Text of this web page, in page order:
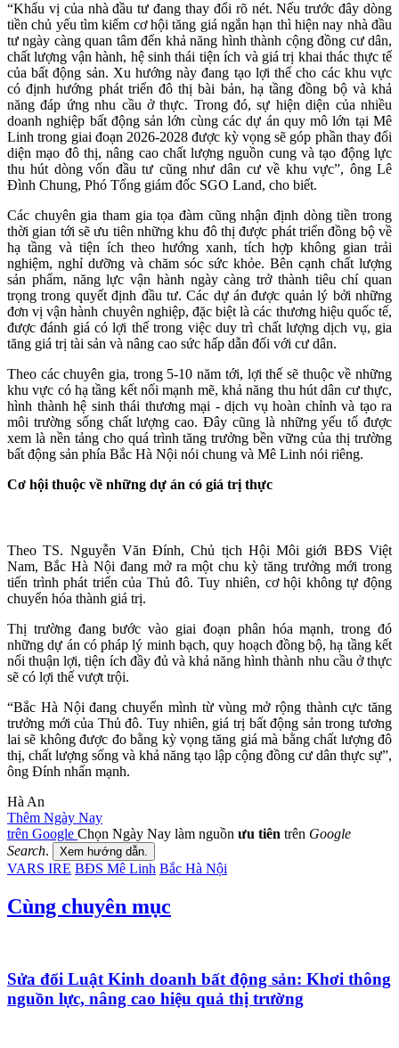
“Khẩu vị của nhà đầu tư đang thay đổi rõ nét. Nếu trước đây dòng
tiền chủ yếu tìm kiếm cơ hội tăng giá ngắn hạn thì hiện nay nhà đầu
tư ngày càng quan tâm đến khả năng hình thành cộng đồng cư dân,
chất lượng vận hành, hệ sinh thái tiện ích và giá trị khai thác thực tế
của bất động sản. Xu hướng này đang tạo lợi thế cho các khu vực
có định hướng phát triển đô thị bài bản, hạ tầng đồng bộ và khả
năng đáp ứng nhu cầu ở thực. Trong đó, sự hiện diện của nhiều
doanh nghiệp bất động sản lớn cùng các dự án quy mô lớn tại Mê
Linh trong giai đoạn 2026-2028 được kỳ vọng sẽ góp phần thay đổi
diện mạo đô thị, nâng cao chất lượng nguồn cung và tạo động lực
thu hút dòng vốn đầu tư cũng như dân cư về khu vực”, ông Lê
Đình Chung, Phó Tổng giám đốc SGO Land, cho biết.
Các chuyên gia tham gia tọa đàm cũng nhận định dòng tiền trong
thời gian tới sẽ ưu tiên những khu đô thị được phát triển đồng bộ về
hạ tầng và tiện ích theo hướng xanh, tích hợp không gian trải
nghiệm, nghỉ dưỡng và chăm sóc sức khỏe. Bên cạnh chất lượng
sản phẩm, năng lực vận hành ngày càng trở thành tiêu chí quan
trọng trong quyết định đầu tư. Các dự án được quản lý bởi những
đơn vị vận hành chuyên nghiệp, đặc biệt là các thương hiệu quốc tế,
được đánh giá có lợi thế trong việc duy trì chất lượng dịch vụ, gia
tăng giá trị tài sản và nâng cao sức hấp dẫn đối với cư dân.
Theo các chuyên gia, trong 5-10 năm tới, lợi thế sẽ thuộc về những
khu vực có hạ tầng kết nối mạnh mẽ, khả năng thu hút dân cư thực,
hình thành hệ sinh thái thương mại - dịch vụ hoàn chỉnh và tạo ra
môi trường sống chất lượng cao. Đây cũng là những yếu tố được
xem là nền tảng cho quá trình tăng trưởng bền vững của thị trường
bất động sản phía Bắc Hà Nội nói chung và Mê Linh nói riêng.
Cơ hội thuộc về những dự án có giá trị thực
Theo TS. Nguyễn Văn Đính, Chủ tịch Hội Môi giới BĐS Việt
Nam, Bắc Hà Nội đang mở ra một chu kỳ tăng trưởng mới trong
tiến trình phát triển của Thủ đô. Tuy nhiên, cơ hội không tự động
chuyển hóa thành giá trị.
Thị trường đang bước vào giai đoạn phân hóa mạnh, trong đó
những dự án có pháp lý minh bạch, quy hoạch đồng bộ, hạ tầng kết
nối thuận lợi, tiện ích đầy đủ và khả năng hình thành nhu cầu ở thực
sẽ có lợi thế vượt trội.
“Bắc Hà Nội đang chuyển mình từ vùng mở rộng thành cực tăng
trưởng mới của Thủ đô. Tuy nhiên, giá trị bất động sản trong tương
lai sẽ không được đo bằng kỳ vọng tăng giá mà bằng chất lượng đô
thị, chất lượng sống và khả năng tạo lập cộng đồng cư dân thực sự”,
ông Đính nhấn mạnh.
Hà An
Thêm Ngày Nay
trên Google Chọn Ngày Nay làm nguồn ưu tiên trên Google
Search. Xem hướng dẫn.
VARS IRE BĐS Mê Linh Bắc Hà Nội
Cùng chuyên mục
Sửa đổi Luật Kinh doanh bất động sản: Khơi thông
nguồn lực, nâng cao hiệu quả thị trường